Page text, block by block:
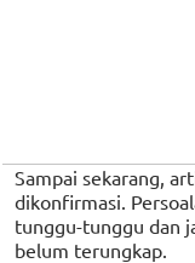
Sampai sekarang,
dikonfirmasi.
tunggu-tunggu dan
belum terungkap.